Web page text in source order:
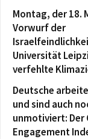
Montag, der 18.
Vorwurf der
Universität
verfehlte
Deutsche
und sind auch
unmotiviert: Der
Engagement